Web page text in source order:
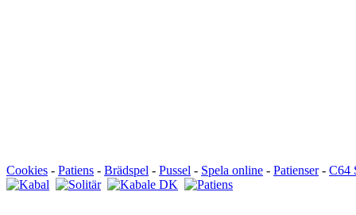
Cookies - Patiens - Brädspel - Pussel - Spela online - Patienser- C64